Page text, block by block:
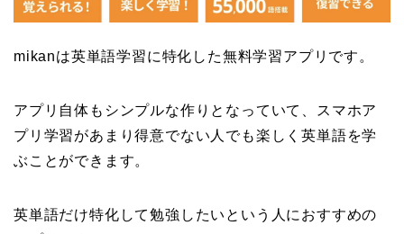
mikanは英単語学習に特化した無料学習アプリです。
アプリ自体もシンプルな作りとなっていて、スマホア
プリ学習があまり得意でない人でも楽しく英単語を学
ぶことができます。
英単語だけ特化して勉強したいという人におすすめの